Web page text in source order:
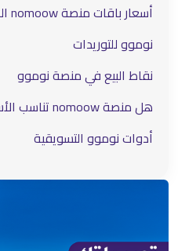
أسعار باقات منصة nomoow الرمزية
نوموو للتوريدات
نقاط البيع في منصة نوموو
هل منصة nomoow تناسب الأسر المنتجة؟
أدوات نوموو التسويقية